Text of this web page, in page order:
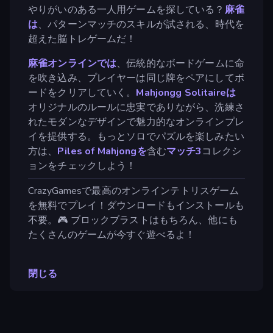
やりがいのある一人用ゲームを探している？ 麻雀
は、パターンマッチのスキルが試される、時代を
超えた脳トレゲームだ！
麻雀オンラインでは、伝統的なボードゲームに命
を吹き込み、プレイヤーは同じ牌をペアにしてボ
ードをクリアしていく。 Mahjongg Solitaireは
オリジナルのルールに忠実でありながら、洗練さ
れたモダンなデザインで魅力的なオンラインプレ
イを提供する。もっとソロでパズルを楽しみたい
方は、 Piles of Mahjongを含むマッチ3コレクシ
ョンをチェックしよう！
CrazyGamesで最高のオンラインテトリスゲーム
を無料でプレイ！ダウンロードもインストールも
不要。🎮 ブロックブラストはもちろん、他にも
たくさんのゲームが今すぐ遊べるよ！
閉じる